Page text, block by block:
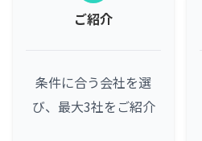
ご紹介
条件に合う会社を選
び、最大3社をご紹介